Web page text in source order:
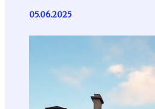
05.06.2025